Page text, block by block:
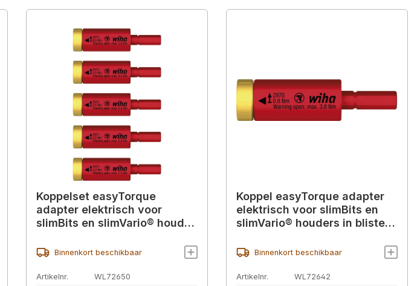
Koppelset easyTorque
adapter elektrisch voor
slimBits en slimVario® houder
Binnenkort beschikbaar
Artikelnr. WL72650
Koppel easyTorque adapter
elektrisch voor slimBits en
slimVario® houders in blister
Binnenkort beschikbaar
Artikelnr. WL72642